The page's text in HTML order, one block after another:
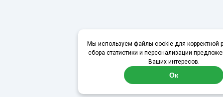
Мы используем файлы cookie для корректной
сбора статистики и персонализации
Ваших интересов.
Ок